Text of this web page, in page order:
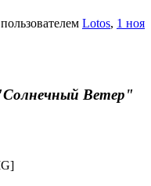
Lotos, 1 ноя
Ветер"